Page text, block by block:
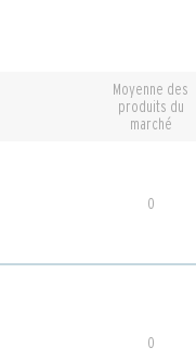
Moyenne des
produits du
marché
0
0